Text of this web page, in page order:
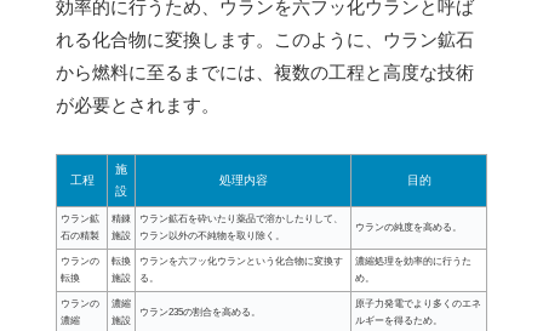
効率的に行うため、ウランを六フッ化ウランと呼ば
れる化合物に変換します。このように、ウラン鉱石
から燃料に至るまでには、複数の工程と高度な技術
が必要とされます。
工程
施
設
処理内容 目的
ウラン鉱
石の精製
精錬
施設
ウラン鉱石を砕いたり薬品で溶かしたりして、
ウラン以外の不純物を取り除く。
ウランの純度を高める。
ウランの
転換
転換
施設
ウランを六フッ化ウランという化合物に変換す
る。
濃縮処理を効率的に行うた
め。
ウランの
濃縮
濃縮
施設
ウラン235の割合を高める。
原子力発電でより多くのエネ
ルギーを得るため。